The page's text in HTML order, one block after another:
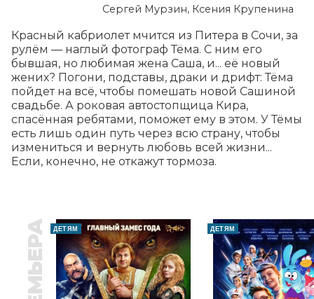
Сергей Мурзин, Ксения Крупенина
Красный кабриолет мчится из Питера в Сочи, за
рулём — наглый фотограф Тёма. С ним его
бывшая, но любимая жена Саша, и... её новый
жених? Погони, подставы, драки и дрифт: Тёма
пойдет на всё, чтобы помешать новой Сашиной
свадьбе. А роковая автостопщица Кира,
спасённая ребятами, поможет ему в этом. У Тёмы
есть лишь один путь через всю страну, чтобы
измениться и вернуть любовь всей жизни...
Если, конечно, не откажут тормоза.
ДЕТЯМ ДЕТЯМ